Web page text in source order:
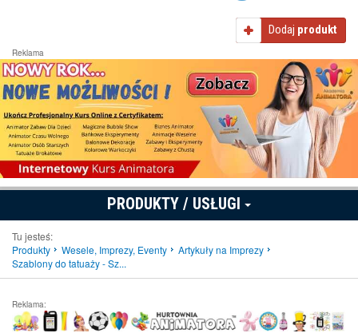
Dodaj produkt
Reklama
PRODUKTY / USŁUGI
Tu jesteś:
Produkty
Wesele, Imprezy, Eventy
Artykuły na Imprezy
Szablony do tatuaży - Sz...
Reklama: